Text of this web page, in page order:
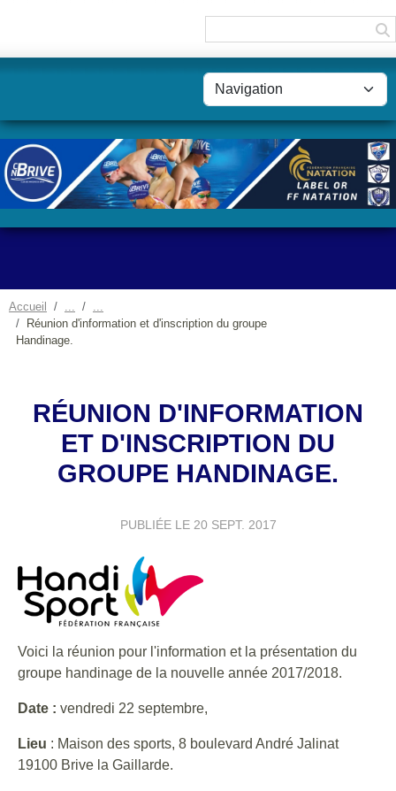
Accueil
Réunion d'information et d'inscription du groupe
Handinage.
RÉUNION D'INFORMATION
ET D'INSCRIPTION DU
GROUPE HANDINAGE.
PUBLIÉE LE 20 SEPT. 2017
Voici la réunion pour l'information et la présentation du
groupe handinage de la nouvelle année 2017/2018.
Date : vendredi 22 septembre,
Lieu : Maison des sports, 8 boulevard André Jalinat
19100 Brive la Gaillarde.